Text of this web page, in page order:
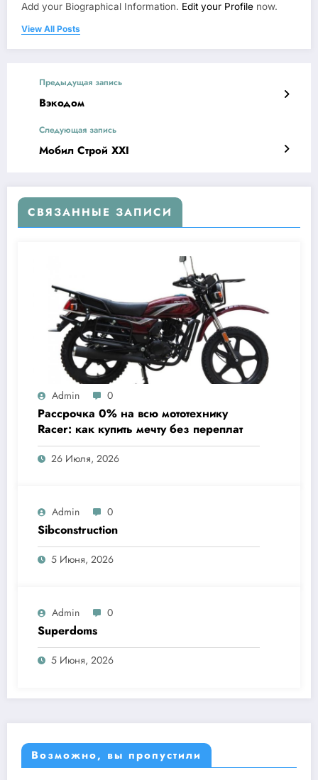
Add your Biographical Information. Edit your Profile now.
View All Posts
Предыдущая запись
Вэкодом
Следующая запись
Мобил Строй XXI
СВЯЗАННЫЕ ЗАПИСИ
Admin 0
Рассрочка 0% на всю мототехнику
Racer: как купить мечту без переплат
26 Июля, 2026
Admin 0
Sibconstruction
5 Июня, 2026
Admin 0
Superdoms
5 Июня, 2026
Возможно, вы пропустили